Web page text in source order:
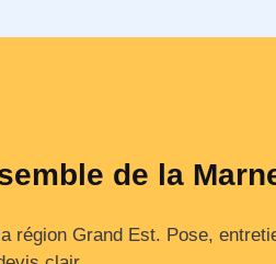
de la
Grand Est. Pose,